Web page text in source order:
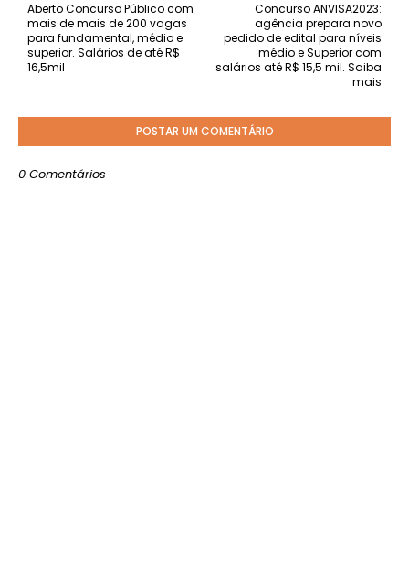
Concurso ANVISA2023:
agência prepara novo
pedido de edital para níveis
médio e Superior com
salários até R$ 15,5 mil. Saiba
mais
Aberto Concurso Público com
mais de mais de 200 vagas
para fundamental, médio e
superior. Salários de até R$
16,5mil
POSTAR UM COMENTÁRIO
0 Comentários